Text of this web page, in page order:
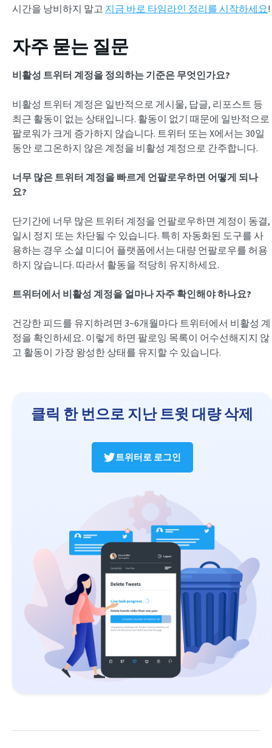
시간을 낭비하지 말고 지금 바로 타임라인 정리를 시작하세요!
자주 묻는 질문
비활성 트위터 계정을 정의하는 기준은 무엇인가요?
비활성 트위터 계정은 일반적으로 게시물, 답글, 리포스트 등
최근 활동이 없는 상태입니다. 활동이 없기 때문에 일반적으로
팔로워가 크게 증가하지 않습니다. 트위터 또는 X에서는 30일
동안 로그온하지 않은 계정을 비활성 계정으로 간주합니다.
너무 많은 트위터 계정을 빠르게 언팔로우하면 어떻게 되나
요?
단기간에 너무 많은 트위터 계정을 언팔로우하면 계정이 동결,
일시 정지 또는 차단될 수 있습니다. 특히 자동화된 도구를 사
용하는 경우 소셜 미디어 플랫폼에서는 대량 언팔로우를 허용
하지 않습니다. 따라서 활동을 적당히 유지하세요.
트위터에서 비활성 계정을 얼마나 자주 확인해야 하나요?
건강한 피드를 유지하려면 3~6개월마다 트위터에서 비활성 계
정을 확인하세요. 이렇게 하면 팔로잉 목록이 어수선해지지 않
고 활동이 가장 왕성한 상태를 유지할 수 있습니다.
클릭 한 번으로 지난 트윗 대량 삭제
트위터로 로그인